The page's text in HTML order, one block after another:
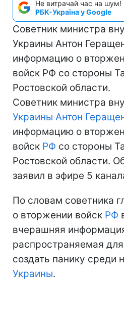
Не витрачай час на шум!
РБК-Україна у Google
Советник министра
Украины Антон
информацию о
войск РФ со стороны
Ростовской области.
Советник министра
Украины Антон
информацию о
войск РФ со стороны
Ростовской области.
заявил в эфире 5
По словам советника
о вторжении войск РФ
вчерашняя
распространяемая для
создать панику среди
Украины.